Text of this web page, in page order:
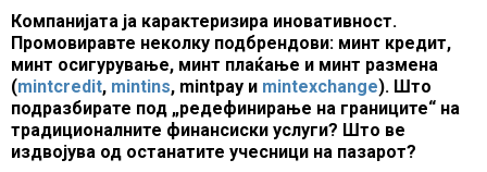
Компанијата ја карактеризира иновативност.
Промовиравте неколку подбрендови: минт кредит,
минт осигурување, минт плаќање и минт размена
(mintcredit, mintins, mintpay и mintexchange). Што
подразбирате под „редефинирање на границите“ на
традиционалните финансиски услуги? Што ве
издвојува од останатите учесници на пазарот?